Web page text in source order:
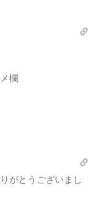
欄
がとうございまし